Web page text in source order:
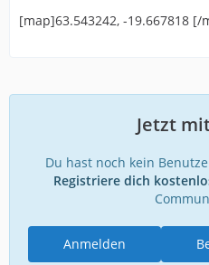
[map]63.543242, -19.667818 [/
Jetzt
Du hast noch kein
Registriere dich
Anmelden